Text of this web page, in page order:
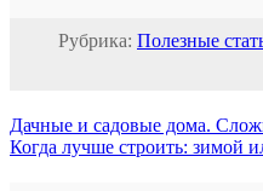
Рубрика: Полезные
Дачные и садовые дома.
Когда лучше строить: зимой